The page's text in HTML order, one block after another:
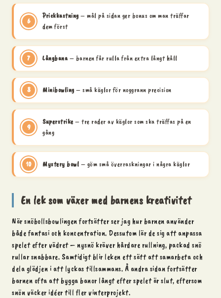
Prickkastning – mål på sidan ger bonus om man träffar
dem först
Långbana– barnen får rulla från extra långt håll
Minibowling – små käglor för noggrann precision
Superstrike – tre rader av käglor som ska träffas på en
gång
Mystery bowl – göm små överraskningar i några käglor
En lek som växer med barnens kreativitet
När snöbollsbowlingen fortsätter ser jag hur barnen använder
både fantasi och koncentration. Dessutom lär de sig att anpassa
spelet efter vädret – nysnö kräver hårdare rullning, packad snö
rullar snabbare. Samtidigt blir leken ett sätt att samarbeta och
dela glädjen i att lyckas tillsammans. Å andra sidan fortsätter
barnen ofta att bygga banor långt efter spelet är slut, eftersom
snön väcker idéer till fler vinterprojekt.